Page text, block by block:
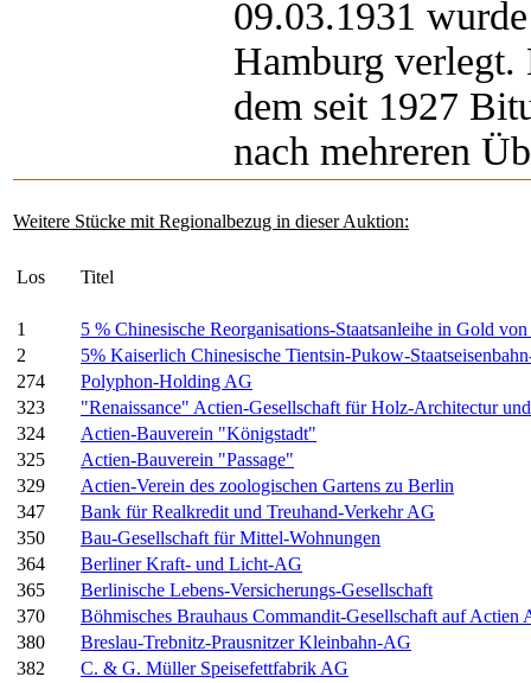
09.03.1931
Hamburg
dem seit 1927
nach mehreren
Weitere Stücke mit Regionalbezug in dieser Auktion:
Los Titel
1
5 % Chinesische Reorganisations-Staatsanleihe in Gold
2
5% Kaiserlich Chinesische Tientsin-Pukow-
274
Polyphon-Holding AG
323
"Renaissance" Actien-Gesellschaft für Holz-Architectur
324
Actien-Bauverein "Königstadt"
325
Actien-Bauverein "Passage"
329
Actien-Verein des zoologischen Gartens zu Berlin
347
Bank für Realkredit und Treuhand-Verkehr AG
350
Bau-Gesellschaft für Mittel-Wohnungen
364
Berliner Kraft- und Licht-AG
365
Berlinische Lebens-Versicherungs-Gesellschaft
370
Böhmisches Brauhaus Commandit-Gesellschaft auf Actien
380
Breslau-Trebnitz-Prausnitzer Kleinbahn-AG
382
C. & G. Müller Speisefettfabrik AG